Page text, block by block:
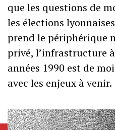
que les questions de
les élections
prend le périphérique
privé, l’infrastructure
années 1990 est de
avec les enjeux à venir.